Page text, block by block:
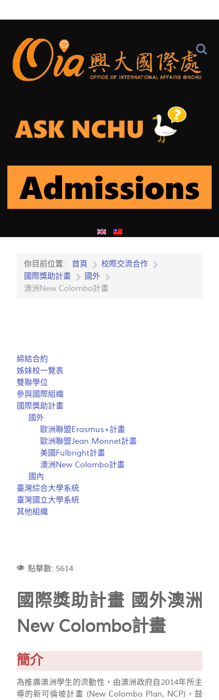
你目前位置: 首頁
校際交流合作
國際獎助計畫
國外
澳洲New Colombo計畫
締結合約
姊妹校一覽表
雙聯學位
參與國際組織
國際獎助計畫
國外
歐洲聯盟Erasmus+計畫
歐洲聯盟Jean Monnet計畫
美國Fulbright計畫
澳洲New Colombo計畫
國內
臺灣綜合大學系統
臺灣國立大學系統
其他組織
點擊數: 5614
國際獎助計畫 國外澳洲
New Colombo計畫
簡介
為推廣澳洲學生的流動性，由澳洲政府自2014年所主
導的新可倫坡計畫 (New Colombo Plan, NCP)，鼓